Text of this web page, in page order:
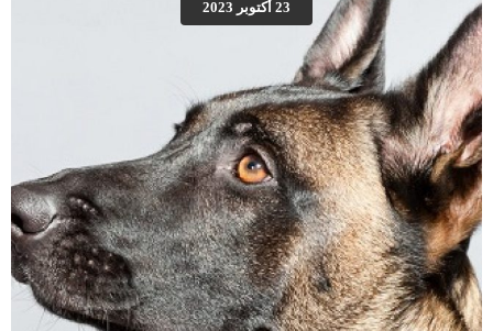
للإصابة بفرط نشاط الغدة الدرقية. ومع ذلك ، فإن سلالات الكلاب التي لديها نسبة أعلى
من الإصابة بورم الغدة الدرقية هي البيجل والبوكسيرس. اعراض زيادة افراز هرمون الغدة
الدرقية عند الكلاب يمكن ان تظهر اعراض فرط […]
23 أكتوبر 2023